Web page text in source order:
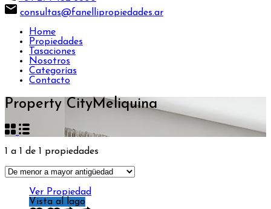
consultas@fanellipropiedades.ar
Home
Propiedades
Tasaciones
Nosotros
Categorías
Contacto
Property CityMeliquina
1 a 1 de 1 propiedades
Ver Propiedad
Vista al lago